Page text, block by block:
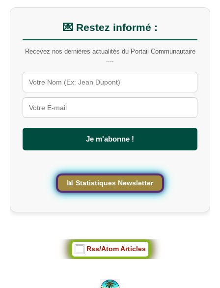
m
o
t
-
l
é
u
r
l
e
💌 Restez informé :
Recevez nos dernières actualités du Portail Communautaire
....
Je m'abonne !
📊 Statistiques Newsletter
Rss/Atom Articles